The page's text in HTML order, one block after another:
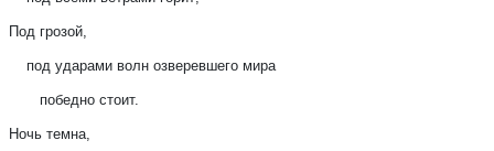
Под грозой,
под ударами волн озверевшего мира
победно стоит.
Ночь темна,